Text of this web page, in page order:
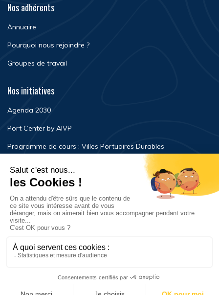
Nos adhérents
Annuaire
Pourquoi nous rejoindre ?
Groupes de travail
Nos initiatives
Agenda 2030
Port Center by AIVP
Programme de cours : Villes Portuaires Durables
Newsroom
Événements
FAQ
Mentions légales Politique de confidentialité
© Copyright 2023